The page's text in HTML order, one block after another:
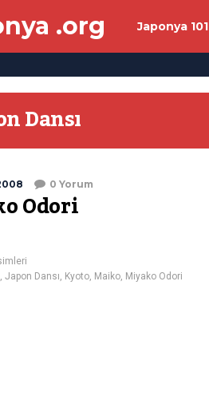
.org Japonya 101
Dansı
0 Yorum
Odori
, Japon Dansı, Kyoto, Maiko, Miyako Odori